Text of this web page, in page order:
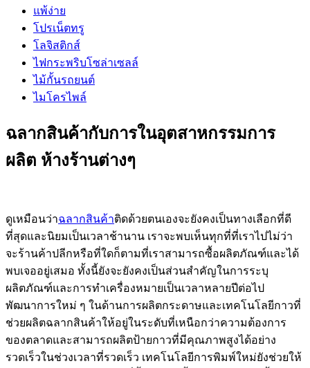
แพ้ง่าย
โปรเน็ตทรู
โลจิสติกส์
ไฟกระพริบโซล่าเซลล์
ไม้กั้นรถยนต์
ไมโครไพล์
ฉลากสินค้ากับการในอุตสาหกรรมการ
ผลิต ห้างร้านต่างๆ
ดูเหมือนว่าฉลากสินค้าติดด้วยตนเองจะยังคงเป็นทางเลือกที่ดี
ที่สุดและนิยมเป็นเวลาช้านาน เราจะพบเห็นทุกที่ที่เราไปไม่ว่า
จะร้านค้าปลีกหรือที่ใดก็ตามที่เราสามารถซื้อผลิตภัณฑ์และได้
พบเจออยู่เสมอ ทั้งนี้ยังจะยังคงเป็นส่วนสำคัญในการระบุ
ผลิตภัณฑ์และการทำเครื่องหมายเป็นเวลาหลายปีต่อไป
พัฒนาการใหม่ ๆ ในด้านการผลิตกระดาษและเทคโนโลยีกาวที่
ช่วยผลิตฉลากสินค้าให้อยู่ในระดับที่เหนือกว่าความต้องการ
ของตลาดและสามารถผลิตป้ายกาวที่มีคุณภาพสูงได้อย่าง
รวดเร็วในช่วงเวลาที่รวดเร็ว เทคโนโลยีการพิมพ์ใหม่ยังช่วยให้